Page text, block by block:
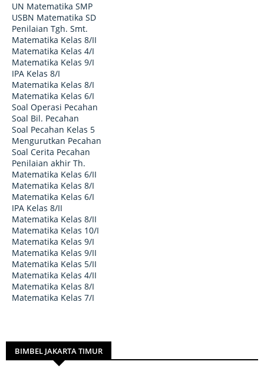
UN Matematika SMP
USBN Matematika SD
Penilaian Tgh. Smt.
Matematika Kelas 8/II
Matematika Kelas 4/I
Matematika Kelas 9/I
IPA Kelas 8/I
Matematika Kelas 8/I
Matematika Kelas 6/I
Soal Operasi Pecahan
Soal Bil. Pecahan
Soal Pecahan Kelas 5
Mengurutkan Pecahan
Soal Cerita Pecahan
Penilaian akhir Th.
Matematika Kelas 6/II
Matematika Kelas 8/I
Matematika Kelas 6/I
IPA Kelas 8/II
Matematika Kelas 8/II
Matematika Kelas 10/I
Matematika Kelas 9/I
Matematika Kelas 9/II
Matematika Kelas 5/II
Matematika Kelas 4/II
Matematika Kelas 8/I
Matematika Kelas 7/I
BIMBEL JAKARTA TIMUR